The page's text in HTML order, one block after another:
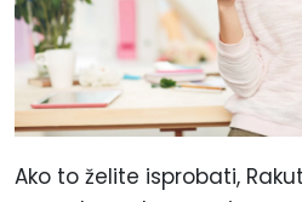
Ako to želite isprobati,